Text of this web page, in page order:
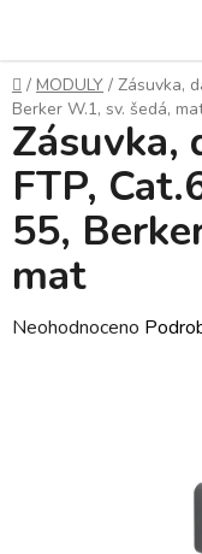
obsah
Domů
/ MODULY / Zásuvka,
Berker W.1, sv. šedá,
Zásuvka,
FTP,
55,
mat
Průměrné
Neohodnoceno